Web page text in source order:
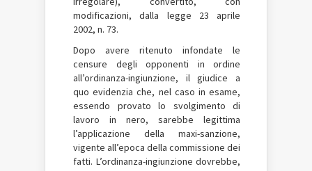
modificazioni, dalla legge 23 aprile
2002, n. 73.
Dopo avere ritenuto infondate le
censure degli opponenti in ordine
all’ordinanza-ingiunzione, il giudice a
quo evidenzia che, nel caso in esame,
essendo provato lo svolgimento di
lavoro in nero, sarebbe legittima
l’applicazione della maxi-sanzione,
vigente all’epoca della commissione dei
fatti. L’ordinanza-ingiunzione dovrebbe,